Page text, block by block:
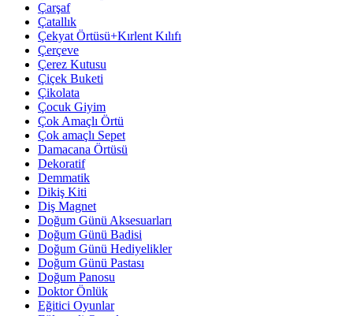
Çarşaf
Çatallık
Çekyat Örtüsü+Kırlent Kılıfı
Çerçeve
Çerez Kutusu
Çiçek Buketi
Çikolata
Çocuk Giyim
Çok Amaçlı Örtü
Çok amaçlı Sepet
Damacana Örtüsü
Dekoratif
Demmatik
Dikiş Kiti
Diş Magnet
Doğum Günü Aksesuarları
Doğum Günü Badisi
Doğum Günü Hediyelikler
Doğum Günü Pastası
Doğum Panosu
Doktor Önlük
Eğitici Oyunlar